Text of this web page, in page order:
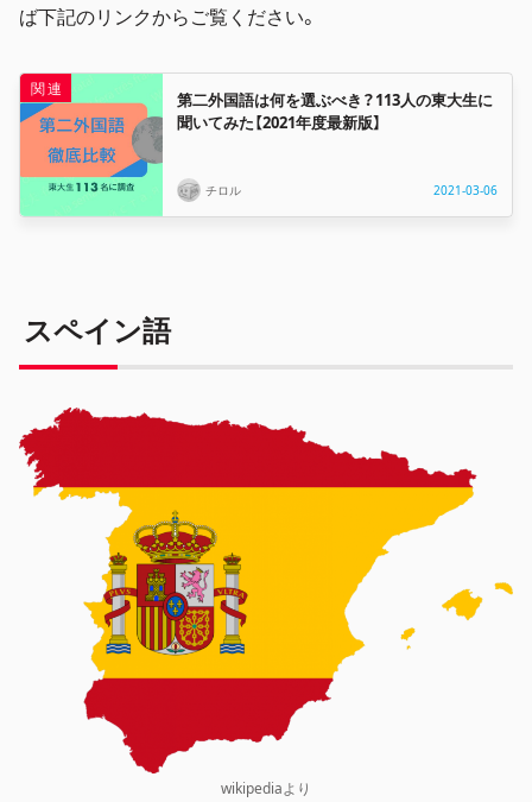
ば下記のリンクからご覧ください。
第二外国語は何を選ぶべき？113人の東大生に
聞いてみた【2021年度最新版】
チロル 2021-03-06
スペイン語
wikipediaより